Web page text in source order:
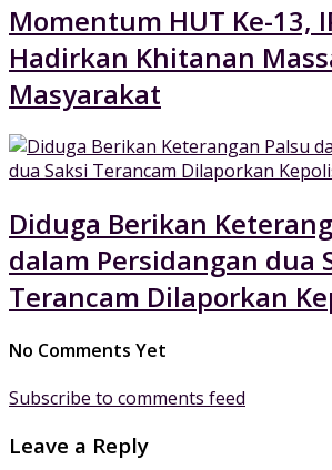
Momentum HUT Ke-13,
Hadirkan Khitanan
Masyarakat
Diduga Berikan
dalam Persidangan dua
Terancam Dilaporkan
No Comments Yet
Subscribe to comments feed
Leave a Reply